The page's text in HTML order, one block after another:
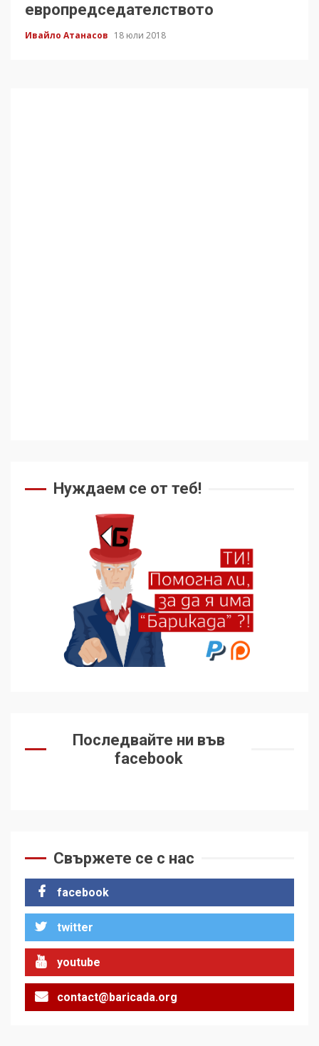
европредседателството
Ивайло Атанасов 18 юли 2018
Нуждаем се от теб!
Последвайте ни във
facebook
Свържете се с нас
facebook
twitter
youtube
contact@baricada.org